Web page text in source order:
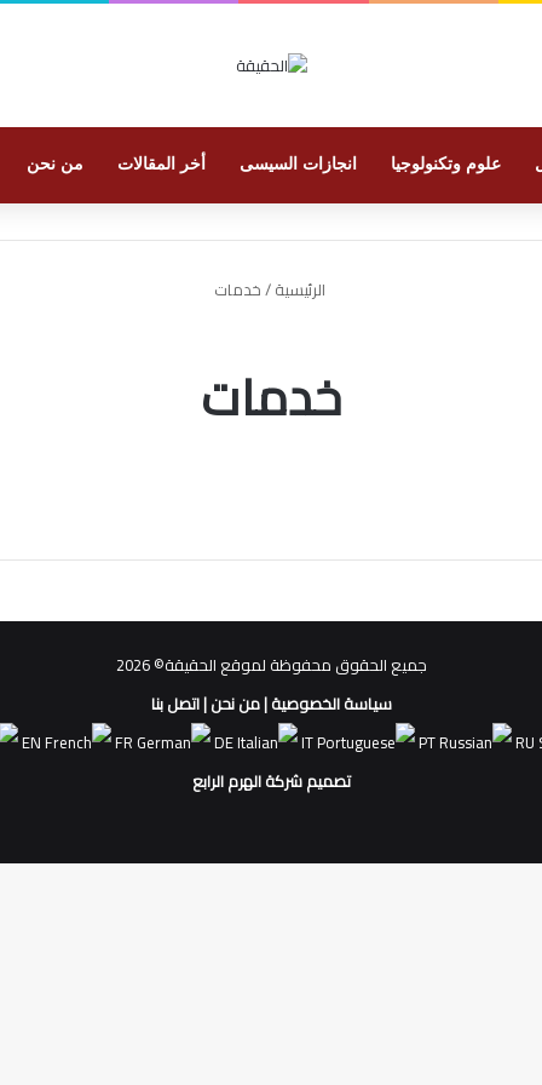
علوم وتكنولوجيا انجازات السيسى أخر المقالات من نحن
الرئيسية/خدمات
خدمات
جميع الحقوق محفوظة لموقع الحقيقة© 2026
سياسة الخصوصية|من نحن|اتصل بنا
EN FR DE IT PT
RU
تصميم شركة الهرم الرابع